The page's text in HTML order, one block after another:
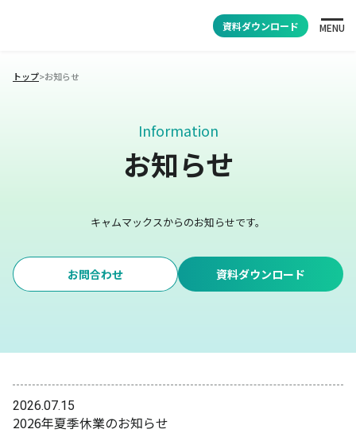
資料ダウンロード MENU
トップ>お知らせ
Information
お知らせ
キャムマックスからのお知らせです。
お問合わせ 資料ダウンロード
2026.07.15
2026年夏季休業のお知らせ